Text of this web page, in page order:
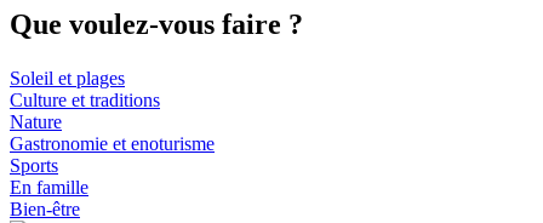
Que voulez-vous faire ?
Soleil et plages
Culture et traditions
Nature
Gastronomie et enoturisme
Sports
En famille
Bien-être